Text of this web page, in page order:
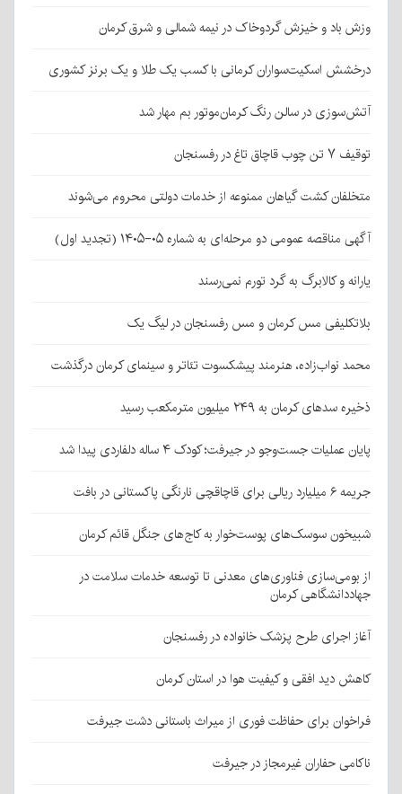
وزش باد و خیزش گردوخاک در نیمه شمالی و شرق کرمان
درخشش اسکیت‌سواران کرمانی با کسب یک طلا و یک برنز کشوری
آتش‌سوزی در سالن رنگ کرمان‌موتور بم مهار شد
توقیف ۷ تن چوب قاچاق تاغ در رفسنجان
متخلفان کشت گیاهان ممنوعه از خدمات دولتی محروم می‌شوند
آگهی مناقصه عمومی دو مرحله‌ای به شماره ۰۵-۱۴۰۵ (تجدید اول)
یارانه و کالابرگ به گرد تورم نمی‌رسند
بلاتکلیفی مس کرمان و مس رفسنجان در لیگ یک
محمد نواب‌زاده، هنرمند پیشکسوت تئاتر و سینمای کرمان درگذشت
ذخیره سدهای کرمان به ۲۴۹ میلیون مترمکعب رسید
پایان عملیات جست‌وجو در جیرفت؛ کودک ۴ ساله دلفاردی پیدا شد
جریمه ۶ میلیارد ریالی برای قاچاقچی نارنگی پاکستانی در بافت
شبیخون سوسک‌های پوست‌خوار به کاج‌های جنگل قائم کرمان
از بومی‌سازی فناوری‌های معدنی تا توسعه خدمات سلامت در
جهاددانشگاهی کرمان
آغاز اجرای طرح پزشک خانواده در رفسنجان
کاهش دید افقی و کیفیت هوا در استان کرمان
فراخوان برای حفاظت فوری از میراث باستانی دشت جیرفت
ناکامی حفاران غیرمجاز در جیرفت